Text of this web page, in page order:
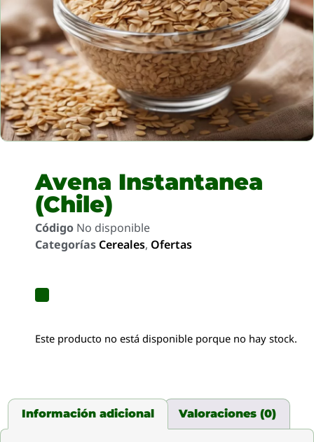
Avena Instantanea
(Chile)
Código No disponible
Categorías Cereales, Ofertas
Este producto no está disponible porque no hay stock.
Información adicional Valoraciones (0)